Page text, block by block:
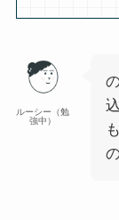
ルーシー（勉
強中）